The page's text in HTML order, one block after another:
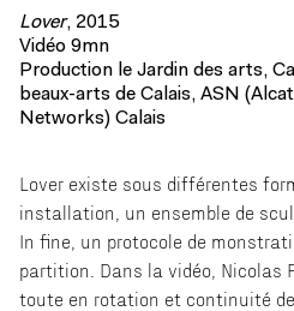
Lover, 2015
Vidéo 9mn
Production le Jardin des arts,
beaux-arts de Calais, ASN
Networks) Calais
Lover existe sous différentes
installation, un ensemble de
In ﬁne, un protocole de
partition. Dans la vidéo, Nicolas
toute en rotation et continuité